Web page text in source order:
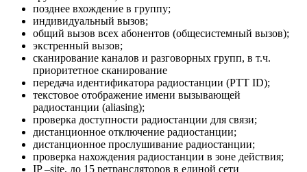
позднее вхождение в группу;
индивидуальный вызов;
общий вызов всех абонентов (общесистемный вызов);
экстренный вызов;
сканирование каналов и разговорных групп, в т.ч.
приоритетное сканирование
передача идентификатора радиостанции (PTT ID);
текстовое отображение имени вызывающей
радиостанции (aliasing);
проверка доступности радиостанции для связи;
дистанционное отключение радиостанции;
дистанционное прослушивание радиостанции;
проверка нахождения радиостанции в зоне действия;
IP –site, до 15 ретрансляторов в единой сети